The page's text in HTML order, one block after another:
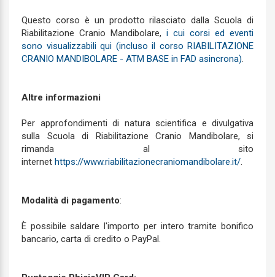
Questo corso è un prodotto rilasciato dalla Scuola di
Riabilitazione Cranio Mandibolare, i cui corsi ed eventi
sono visualizzabili qui (incluso il corso RIABILITAZIONE
CRANIO MANDIBOLARE - ATM BASE in FAD asincrona).
Altre informazioni
Per approfondimenti di natura scientifica e divulgativa
sulla Scuola di Riabilitazione Cranio Mandibolare, si
rimanda al sito
internet https://www.riabilitazionecraniomandibolare.it/.
Modalità di pagamento:
È possibile saldare l'importo per intero tramite bonifico
bancario, carta di credito o PayPal.